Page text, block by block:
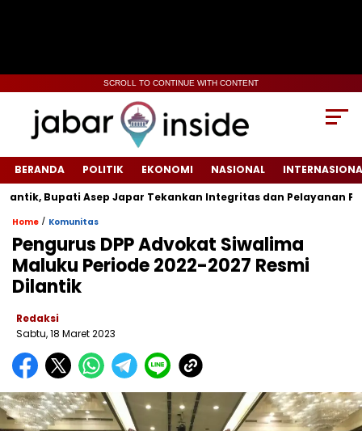
SCROLL TO CONTINUE WITH CONTENT
BERANDA POLITIK EKONOMI NASIONAL
Asep Japar Tekankan Integritas dan Pelayanan Publik
Home / Komunitas
Pengurus DPP Advokat Siwalima
Maluku Periode 2022-2027 Resmi
Dilantik
Redaksi
Sabtu, 18 Maret 2023